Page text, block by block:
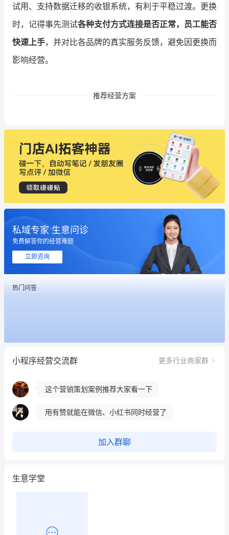
试用、支持数据迁移的收银系统，有利于平稳过渡。更换
时，记得事先测试各种支付方式连接是否正常，员工能否
快速上手，并对比各品牌的真实服务反馈，避免因更换而
影响经营。
推荐经营方案
私域专家 生意问诊
免费解答你的经营难题
立即咨询
热门问答
小程序经营交流群 更多行业商家群
这个营销策划案例推荐大家看一下
用有赞就能在微信、小红书同时经营了
冰墩墩货源充足需要的联系我
这个营销策划案例推荐大家看一下
用有赞就能在微信、小红书同时经营了
餐饮也得靠私域和服务提高竞争力
加入群聊
生意学堂